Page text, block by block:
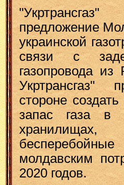
предложение
украинской
связи с
газопровода
Укртрансгаз"
стороне
запас газа в
хранилищах,
молдавским
2020 годов.